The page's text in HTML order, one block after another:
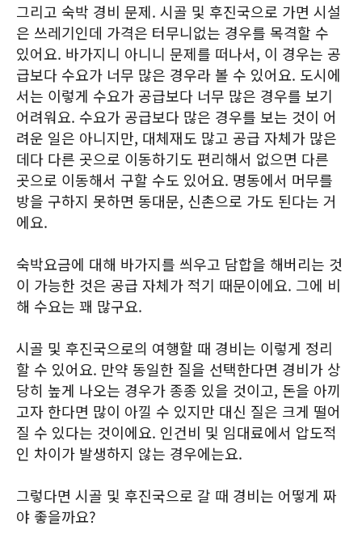
그리고 숙박 경비 문제. 시골 및 후진국으로 가면 시설
은 쓰레기인데 가격은 터무니없는 경우를 목격할 수
있어요. 바가지니 아니니 문제를 떠나서, 이 경우는 공
급보다 수요가 너무 많은 경우라 볼 수 있어요. 도시에
서는 이렇게 수요가 공급보다 너무 많은 경우를 보기
어려워요. 수요가 공급보다 많은 경우를 보는 것이 어
려운 일은 아니지만, 대체재도 많고 공급 자체가 많은
데다 다른 곳으로 이동하기도 편리해서 없으면 다른
곳으로 이동해서 구할 수도 있어요. 명동에서 머무를
방을 구하지 못하면 동대문, 신촌으로 가도 된다는 거
에요.
숙박요금에 대해 바가지를 씌우고 담합을 해버리는 것
이 가능한 것은 공급 자체가 적기 때문이에요. 그에 비
해 수요는 꽤 많구요.
시골 및 후진국으로의 여행할 때 경비는 이렇게 정리
할 수 있어요. 만약 동일한 질을 선택한다면 경비가 상
당히 높게 나오는 경우가 종종 있을 것이고, 돈을 아끼
고자 한다면 많이 아낄 수 있지만 대신 질은 크게 떨어
질 수 있다는 것이에요. 인건비 및 임대료에서 압도적
인 차이가 발생하지 않는 경우에는요.
그렇다면 시골 및 후진국으로 갈 때 경비는 어떻게 짜
야 좋을까요?